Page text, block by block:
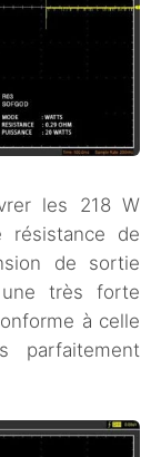
les 218 W
résistance de
de sortie
très forte
à celle
parfaitement